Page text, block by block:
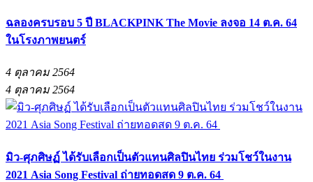
ฉลองครบรอบ 5 ปี BLACKPINK The Movie ลงจอ 14 ต.ค. 64
ในโรงภาพยนตร์
4 ตุลาคม 2564
4 ตุลาคม 2564
มิว-ศุภศิษฏ์ ได้รับเลือกเป็นตัวแทนศิลปินไทย ร่วมโชว์ในงาน
2021 Asia Song Festival ถ่ายทอดสด 9 ต.ค. 64